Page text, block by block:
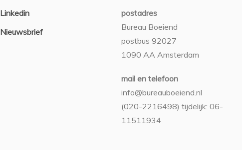
Linkedin
Nieuwsbrief
postadres
Bureau Boeiend
postbus 92027
1090 AA Amsterdam
mail en telefoon
info@bureauboeiend.nl
(020-2216498) tijdelijk: 06-
11511934